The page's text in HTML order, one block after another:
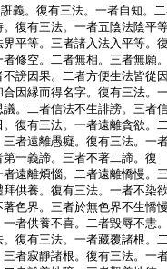
義。復有三法。一者自知。
復有三法。一者五陰法陰平等
界平等。三者諸入法入平等。復
者修空。二者無相。三者無願
謗因果。二者方便生法皆從因
合因縁而得名字。復有三法。
議。二者信法不生誹謗。三者
。復有三法。一者遠離貪欲。
三者遠離愚癡。復有三法。一
第一義諦。三者不著二諦。復
者遠離煩惱。二者遠離憍慢。
拜供養。復有三法。一者不染欲
色界。三者於無色界不生憍慢
一者供養不喜。二者毀辱不恚
。復有三法。一者藏覆諸根。
三者寂靜諸根。復有三法。一